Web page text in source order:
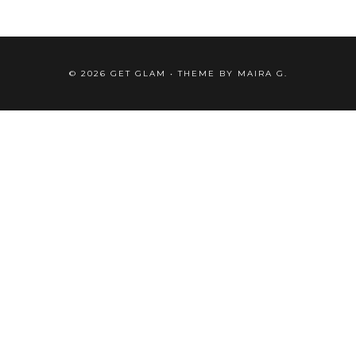
© 2026 GET GLAM • THEME BY MAIRA G.